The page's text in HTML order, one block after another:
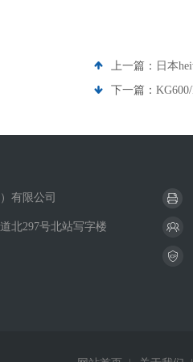
上一篇： 日本
下一篇：
有限公司
北297号北站写字楼